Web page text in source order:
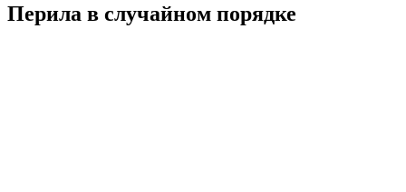
Перила в случайном порядке